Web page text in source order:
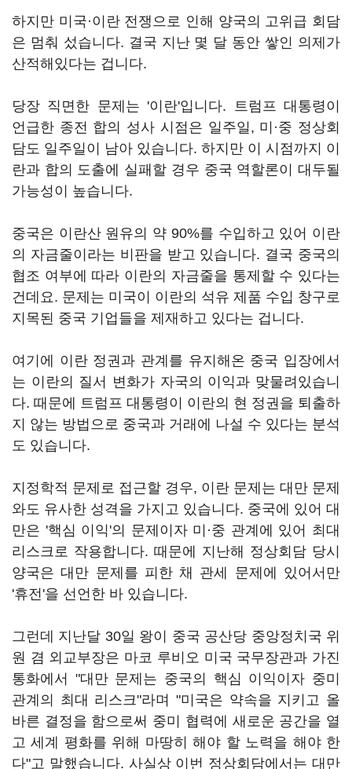
하지만 미국·이란 전쟁으로 인해 양국의 고위급 회담
은 멈춰 섰습니다. 결국 지난 몇 달 동안 쌓인 의제가
산적해있다는 겁니다.
당장 직면한 문제는 '이란'입니다. 트럼프 대통령이
언급한 종전 합의 성사 시점은 일주일, 미·중 정상회
담도 일주일이 남아 있습니다. 하지만 이 시점까지 이
란과 합의 도출에 실패할 경우 중국 역할론이 대두될
가능성이 높습니다.
중국은 이란산 원유의 약 90%를 수입하고 있어 이란
의 자금줄이라는 비판을 받고 있습니다. 결국 중국의
협조 여부에 따라 이란의 자금줄을 통제할 수 있다는
건데요. 문제는 미국이 이란의 석유 제품 수입 창구로
지목된 중국 기업들을 제재하고 있다는 겁니다.
여기에 이란 정권과 관계를 유지해온 중국 입장에서
는 이란의 질서 변화가 자국의 이익과 맞물려있습니
다. 때문에 트럼프 대통령이 이란의 현 정권을 퇴출하
지 않는 방법으로 중국과 거래에 나설 수 있다는 분석
도 있습니다.
지정학적 문제로 접근할 경우, 이란 문제는 대만 문제
와도 유사한 성격을 가지고 있습니다. 중국에 있어 대
만은 '핵심 이익'의 문제이자 미·중 관계에 있어 최대
리스크로 작용합니다. 때문에 지난해 정상회담 당시
양국은 대만 문제를 피한 채 관세 문제에 있어서만
'휴전'을 선언한 바 있습니다.
그런데 지난달 30일 왕이 중국 공산당 중앙정치국 위
원 겸 외교부장은 마코 루비오 미국 국무장관과 가진
통화에서 "대만 문제는 중국의 핵심 이익이자 중미
관계의 최대 리스크"라며 "미국은 약속을 지키고 올
바른 결정을 함으로써 중미 협력에 새로운 공간을 열
고 세계 평화를 위해 마땅히 해야 할 노력을 해야 한
다"고 말했습니다. 사실상 이번 정상회담에서는 대만